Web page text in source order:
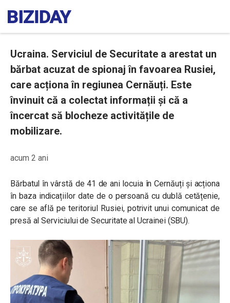
Ucraina. Serviciul de Securitate a arestat un
bărbat acuzat de spionaj în favoarea Rusiei,
care acționa în regiunea Cernăuți. Este
învinuit că a colectat informații și că a
încercat să blocheze activitățile de
mobilizare.
acum 2 ani
Bărbatul în vârstă de 41 de ani locuia în Cernăuți și acționa
în baza indicațiilor date de o persoană cu dublă cetățenie,
care se află pe teritoriul Rusiei, potrivit unui comunicat de
presă al Serviciului de Securitate al Ucrainei (SBU).